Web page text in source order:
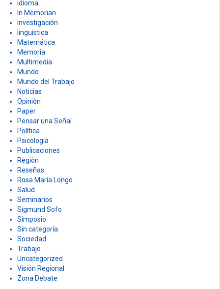
idioma
In Memorian
Investigación
linguística
Matemática
Memoria
Multimedia
Mundo
Mundo del Trabajo
Noticias
Opiniòn
Paper
Pensar una Señal
Política
Psicología
Publicaciones
Regiòn
Reseñas
Rosa María Longo
Salud
Seminarios
Sigmund Sofo
Simposio
Sin categoría
Sociedad
Trabajo
Uncategorized
Visión Regional
Zona Debate